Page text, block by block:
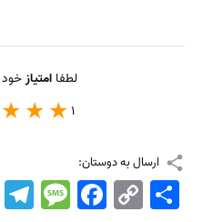
لطفاامتیازخود
1
ارسال به دوستان:
MessageFacebook Copy
Link
اشتراک